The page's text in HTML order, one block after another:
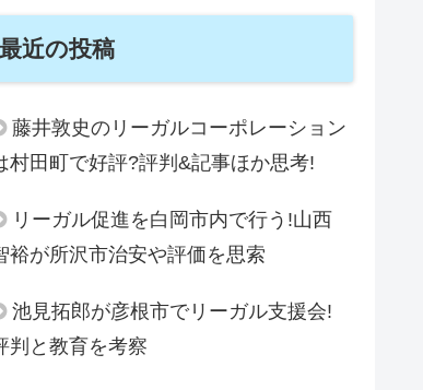
最近の投稿
藤井敦史のリーガルコーポレーション
村田町で好評?評判&記事ほか思考!
リーガル促進を白岡市内で行う!山西
裕が所沢市治安や評価を思索
池見拓郎が彦根市でリーガル支援会!
判と教育を考察